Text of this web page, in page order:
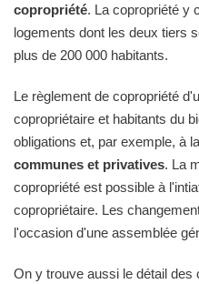
copropriété. La copropriété y
logements dont les deux tiers
plus de 200 000 habitants.
Le règlement de copropriété
copropriétaire et habitants du
obligations et, par exemple, à la
communes et privatives. La
copropriété est possible à
copropriétaire. Les
l'occasion d'une assemblée
On y trouve aussi le détail des